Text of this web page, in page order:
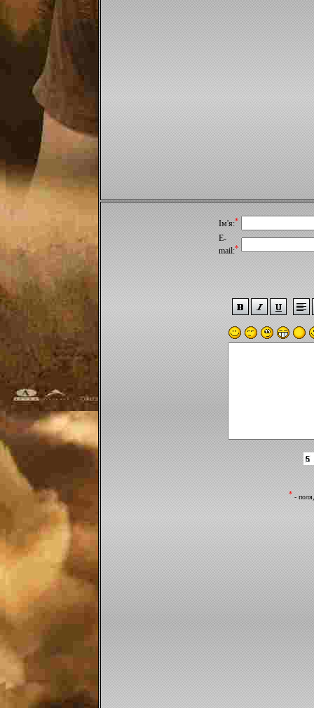
Ім'я:*
E-
mail:*
* -